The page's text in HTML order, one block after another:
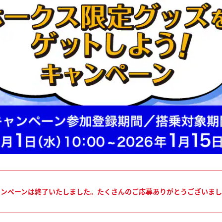
ペーンは終了いたしました。たくさんのご応募ありがとうございま